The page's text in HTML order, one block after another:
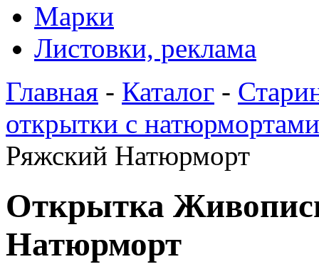
Марки
Листовки, реклама
Главная - Каталог -
открытки с натюрмортами
Ряжский Натюрморт
Открытка
Натюрморт